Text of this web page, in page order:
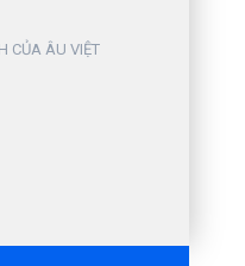
CỦA ÂU VIỆT